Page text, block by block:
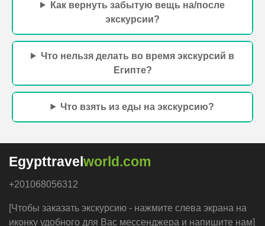
Как вернуть забытую вещь на/после
экскурсии?
Что нельзя делать во время экскурсий в
Египте?
Что взять из еды на экскурсию?
Egypttravelworld.com
+201068056312
[Чтобы заказать экскурсию - нажмите слева экрана на
иконку удобного для Вас мессенджера и напишите нам]